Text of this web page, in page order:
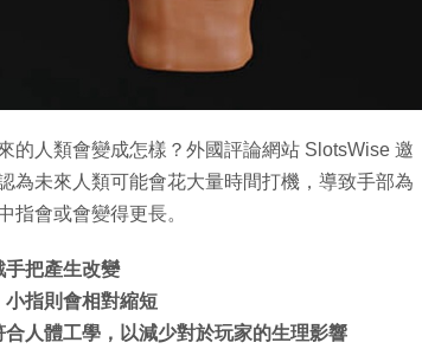
的人類會變成怎樣？外國評論網站 SlotsWise 邀
為未來人類可能會花大量時間打機，導致手部為
指會或會變得更長。
手把產生改變
指則會相對縮短
人體工學，以減少對於玩家的生理影響